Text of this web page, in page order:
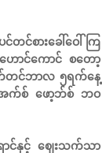
င်စားခေါ်ဝေါ်ကြ
ောင်ကောင် စတော့
တင်ဘာလ ၅ရက်နေ့
အက်စ် ဖော့ဘ်စ် ဘဝ
င်နှင့် ဈေးသက်သာ